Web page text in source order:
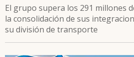
El grupo supera los 291 millones
la consolidación de sus
su división de transporte